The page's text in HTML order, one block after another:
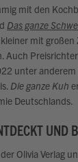
mit den
Das ganze
mit großen
Auch
unter anderem
Die ganze Kuh
Deutschlands.
UND
Olivia Verlag